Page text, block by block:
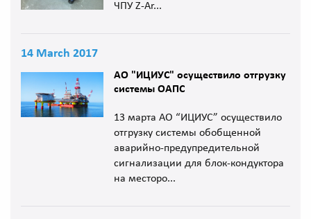
ЧПУ Z-Ar...
14 March 2017
АО "ИЦИУС" осуществило отгрузку
системы ОАПС
13 марта АО “ИЦИУС” осуществило
отгрузку системы обобщенной
аварийно-предупредительной
сигнализации для блок-кондуктора
на месторо...